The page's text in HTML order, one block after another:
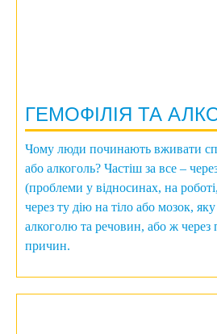
ГЕМОФІЛІЯ ТА
Чому люди починають вживати
або алкоголь? Частіш за все –
(проблеми у відносинах, на
через ту дію на тіло або мозок,
алкоголю та речовин, або ж
причин.